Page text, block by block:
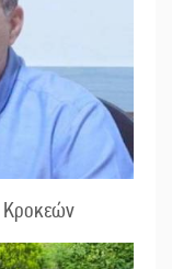
Κροκεών